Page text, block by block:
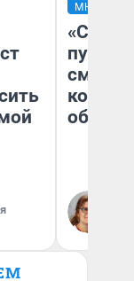
МНЕНИЕ